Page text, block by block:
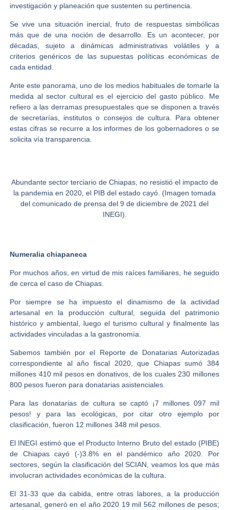
investigación y planeación que sustenten su pertinencia.
Se vive una situación inercial, fruto de respuestas simbólicas
más que de una noción de desarrollo. Es un acontecer, por
décadas, sujeto a dinámicas administrativas volátiles y a
criterios genéricos de las supuestas políticas económicas de
cada entidad.
Ante este panorama, uno de los medios habituales de tomarle la
medida al sector cultural es el ejercicio del gasto público. Me
refiero a las derramas presupuestales que se disponen a través
de secretarías, institutos o consejos de cultura. Para obtener
estas cifras se recurre a los informes de los gobernadores o se
solicita vía transparencia.
Abundante sector terciario de Chiapas, no resistió el impacto de
la pandemia en 2020, el PIB del estado cayó. (Imagen tomada
del comunicado de prensa del 9 de diciembre de 2021 del
INEGI).
Numeralia chiapaneca
Por muchos años, en virtud de mis raíces familiares, he seguido
de cerca el caso de Chiapas.
Por siempre se ha impuesto el dinamismo de la actividad
artesanal en la producción cultural, seguida del patrimonio
histórico y ambiental, luego el turismo cultural y finalmente las
actividades vinculadas a la gastronomía.
Sabemos también por el Reporte de Donatarias Autorizadas
correspondiente al año fiscal 2020, que Chiapas sumó 384
millones 410 mil pesos en donativos, de los cuales 230 millones
800 pesos fueron para donatarias asistenciales.
Para las donatarias de cultura se captó ¡7 millones 097 mil
pesos! y para las ecológicas, por citar otro ejemplo por
clasificación, fueron 12 millones 348 mil pesos.
El INEGI estimó que el Producto Interno Bruto del estado (PIBE)
de Chiapas cayó (-)3.8% en el pandémico año 2020. Por
sectores, según la clasificación del SCIAN, veamos los que más
involucran actividades económicas de la cultura.
El 31-33 que da cabida, entre otras labores, a la producción
artesanal, generó en el año 2020 19 mil 562 millones de pesos;